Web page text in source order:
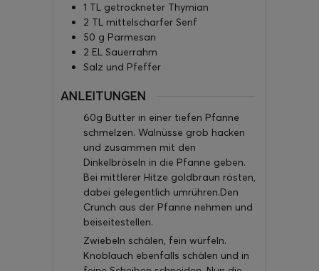
1 TL getrockneter Thymian
2 TL mittelscharfer Senf
50 g Parmesan
2 EL Sauerrahm
Salz und Pfeffer
ANLEITUNGEN
60g Butter in einer tiefen Pfanne
schmelzen. Walnüsse grob hacken
und zusammen mit den
Dinkelbröseln in die Pfanne geben.
Bei mittlerer Hitze goldbraun rösten,
dabei gelegentlich umrühren.Den
Crunch aus der Pfanne nehmen und
beiseitestellen.
Zwiebeln schälen, fein würfeln.
Knoblauch ebenfalls schälen und in